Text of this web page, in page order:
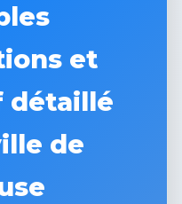
et
détaillé
de